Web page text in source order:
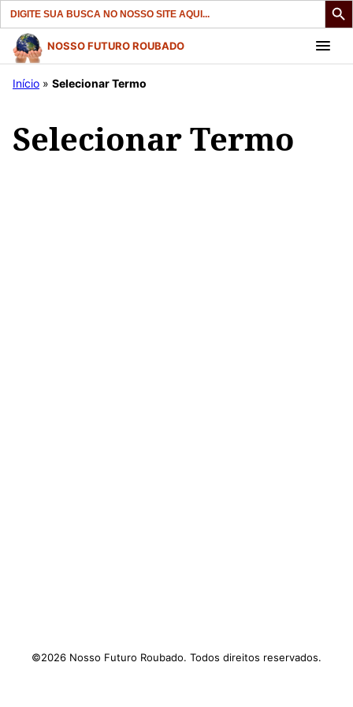
Search
for:
Pular
para
NOSSO FUTURO ROUBADO
Início » Selecionar Termo
Selecionar Termo
©2026 Nosso Futuro Roubado. Todos direitos reservados.